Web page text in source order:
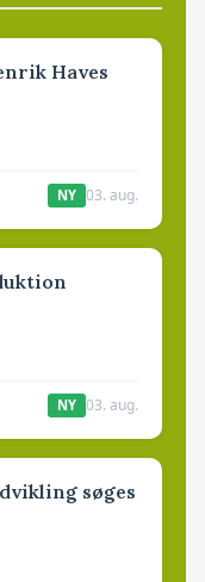
Haves
NY 03. aug.
NY 03. aug.
søges